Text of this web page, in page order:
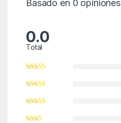
Basado en 0 opiniones
0.0
Total